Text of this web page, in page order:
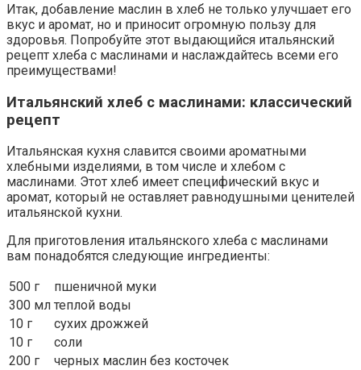
Итак, добавление маслин в хлеб не только улучшает его
вкус и аромат, но и приносит огромную пользу для
здоровья. Попробуйте этот выдающийся итальянский
рецепт хлеба с маслинами и наслаждайтесь всеми его
преимуществами!
Итальянский хлеб с маслинами: классический
рецепт
Итальянская кухня славится своими ароматными
хлебными изделиями, в том числе и хлебом с
маслинами. Этот хлеб имеет специфический вкус и
аромат, который не оставляет равнодушными ценителей
итальянской кухни.
Для приготовления итальянского хлеба с маслинами
вам понадобятся следующие ингредиенты:
500 г
пшеничной муки
300 мл теплой воды
10 г
сухих дрожжей
10 г
соли
200 г
черных маслин без косточек